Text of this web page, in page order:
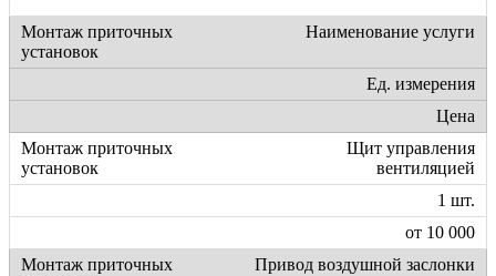
Наименование услуги
Ед. измерения
Цена
Щит управления
вентиляцией
1 шт.
от 10 000
Привод воздушной заслонки